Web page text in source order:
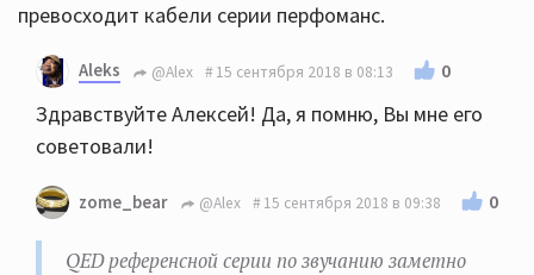
превосходит кабели серии перфоманс.
Aleks @Alex 15 сентября 2018 в 08:13 0
Здравствуйте Алексей! Да, я помню, Вы мне его
советовали!
zome_bear @Alex 15 сентября 2018 в 09:38 0
QED референсной серии по звучанию заметно